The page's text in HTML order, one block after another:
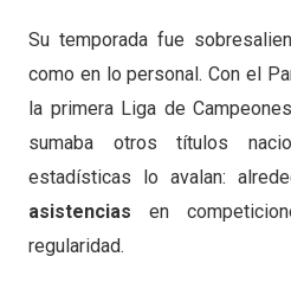
Su temporada fue
como en lo personal. Con el
la primera Liga de
sumaba otros títulos
estadísticas lo avalan:
asistencias en
regularidad.